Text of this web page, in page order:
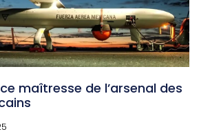
maîtresse de l’arsenal des